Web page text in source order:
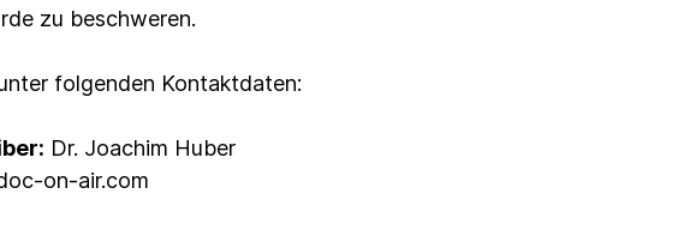
zu beschweren.
folgenden Kontaktdaten:
Dr. Joachim Huber
on-air.com